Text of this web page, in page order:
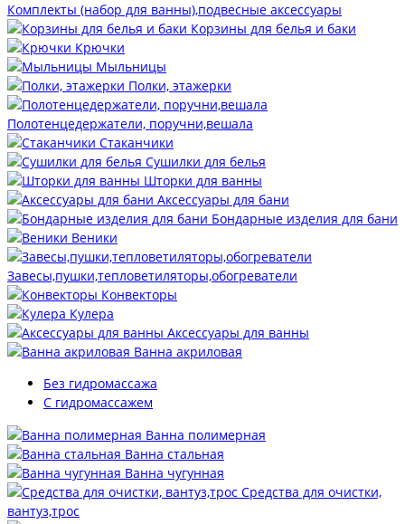
Комплекты (набор для ванны),подвесные аксессуары
Корзины для белья и баки
Крючки
Мыльницы
Полки, этажерки
Полотенцедержатели, поручни,вешала
Стаканчики
Сушилки для белья
Шторки для ванны
Аксессуары для бани
Бондарные изделия для бани
Веники
Завесы,пушки,тепловетиляторы,обогреватели
Конвекторы
Кулера
Аксессуары для ванны
Ванна акриловая
Без гидромассажа
С гидромассажем
Ванна полимерная
Ванна стальная
Ванна чугунная
Средства для очистки,
вантуз,трос